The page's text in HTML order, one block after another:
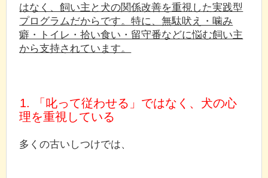
はなく、飼い主と犬の関係改善を重視した実践型
プログラムだからです。特に、無駄吠え・噛み
癖・トイレ・拾い食い・留守番などに悩む飼い主
から支持されています。
1. 「叱って従わせる」ではなく、犬の心
理を重視している
多くの古いしつけでは、